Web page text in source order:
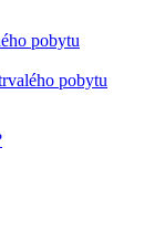
pobytu
pobytu